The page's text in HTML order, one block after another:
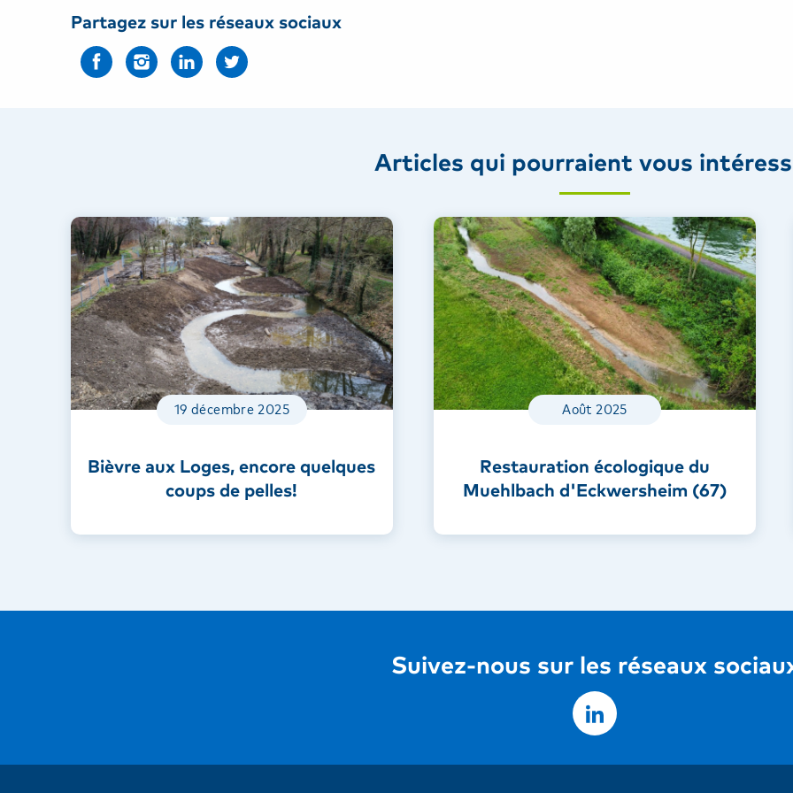
Partagez sur les réseaux sociaux
Articles qui pourraient vous
19 décembre 2025
Bièvre aux Loges, encore quelques
coups de pelles!
Août 2025
Restauration écologique du
Muehlbach d'Eckwersheim (67)
Suivez-nous sur les réseaux